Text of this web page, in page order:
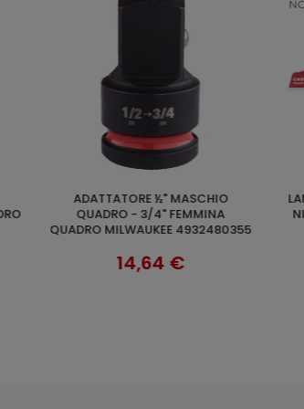
F 9/16" X
NON DISPONIBILE
SCOPRI
LAME UNIVERSALI 5PZ PER
SEGHETTO MILWAUKEE 48005194
300MM
32,90 €